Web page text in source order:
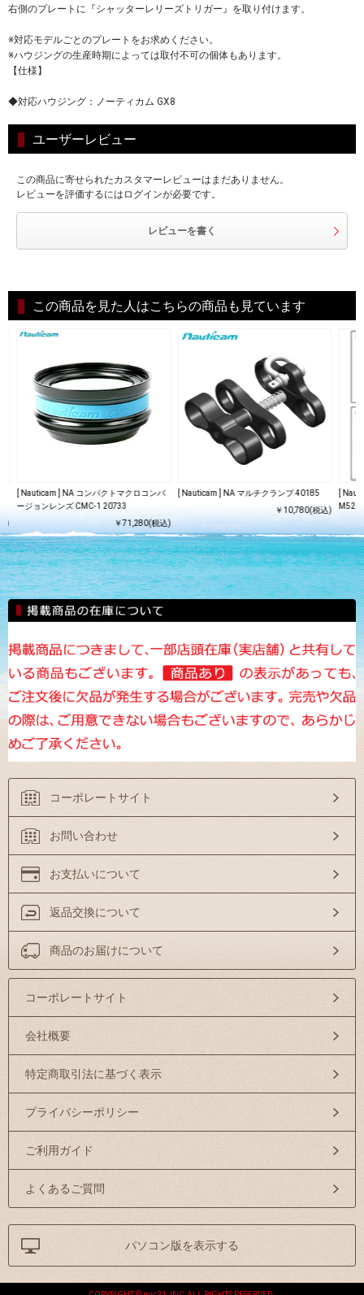
右側のプレートに『シャッターレリーズトリガー』を取り付けます。
※対応モデルごとのプレートをお求めください。
※ハウジングの生産時期によっては取付不可の個体もあります。
【仕様】
◆対応ハウジング：ノーティカム GX8
ユーザーレビュー
この商品に寄せられたカスタマーレビューはまだありません。
レビューを評価するにはログインが必要です。
レビューを書く
この商品を見た人はこちらの商品も見ています
)
[ Nauticam ] NA コンパクトマクロコンバ
ージョンレンズ CMC-1 20733
￥71,280(税込)
[ Nauticam ] NA マルチクランプ 40185
￥10,780(税込)
[
M52
コーポレートサイト
お問い合わせ
お支払いについて
返品交換について
商品のお届けについて
コーポレートサイト
会社概要
特定商取引法に基づく表示
プライバシーポリシー
ご利用ガイド
よくあるご質問
パソコン版を表示する